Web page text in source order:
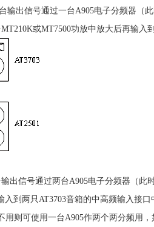
出信号通过一台A905电子分频器（
或MT7500功放中放大后再输入
出信号通过两台A905电子分频器（此
到两只AT3703音箱的中高频输入接
则可使用一台A905作两个两分频用